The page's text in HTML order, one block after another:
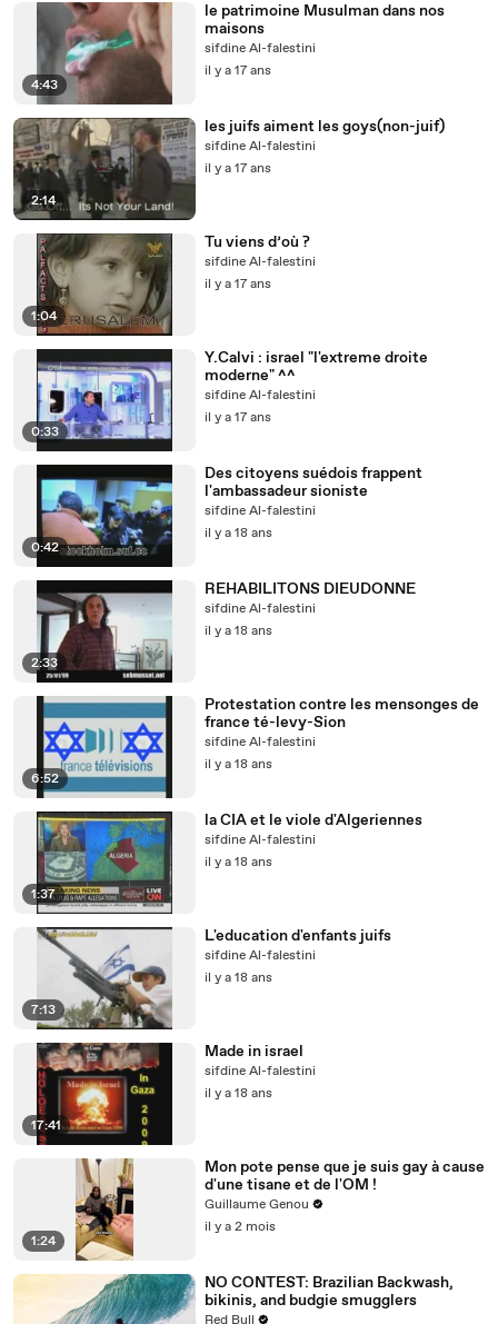
4:43
le patrimoine Musulman dans nos
maisons
sifdine Al-falestini
il y a 17 ans
2:14
les juifs aiment les goys(non-juif)
sifdine Al-falestini
il y a 17 ans
1:04
Tu viens d’où ?
sifdine Al-falestini
il y a 17 ans
0:33
Y.Calvi : israel "l'extreme droite
moderne" ^^
sifdine Al-falestini
il y a 17 ans
0:42
Des citoyens suédois frappent
l'ambassadeur sioniste
sifdine Al-falestini
il y a 18 ans
2:33
REHABILITONS DIEUDONNE
sifdine Al-falestini
il y a 18 ans
6:52
Protestation contre les mensonges de
france té-levy-Sion
sifdine Al-falestini
il y a 18 ans
1:37
la CIA et le viole d'Algeriennes
sifdine Al-falestini
il y a 18 ans
7:13
L'education d'enfants juifs
sifdine Al-falestini
il y a 18 ans
17:41
Made in israel
sifdine Al-falestini
il y a 18 ans
1:24
Mon pote pense que je suis gay à cause
d'une tisane et de l'OM !
Guillaume Genou
il y a 2 mois
NO CONTEST: Brazilian Backwash,
bikinis, and budgie smugglers